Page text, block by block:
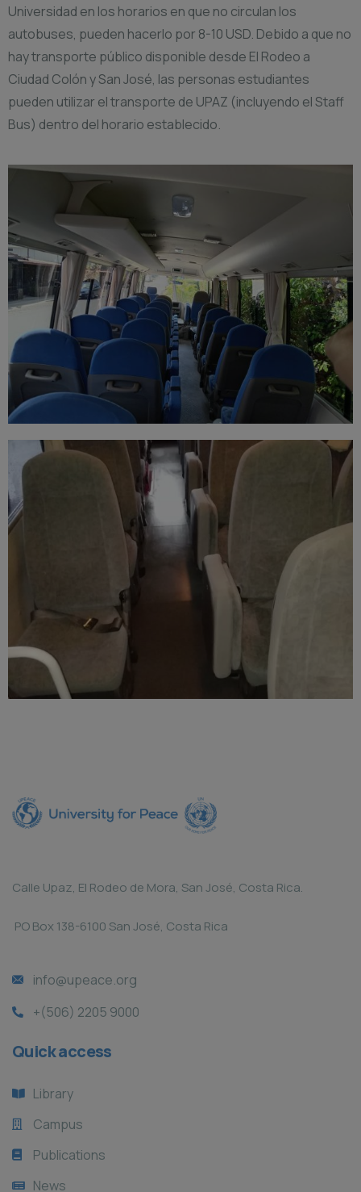
Universidad en los horarios en que no circulan los
autobuses, pueden hacerlo por 8-10 USD. Debido a que no
hay transporte público disponible desde El Rodeo a
Ciudad Colón y San José, las personas estudiantes
pueden utilizar el transporte de UPAZ (incluyendo el Staff
Bus) dentro del horario establecido.
Calle Upaz, El Rodeo de Mora, San José, Costa Rica.
PO Box 138-6100 San José, Costa Rica
info@upeace.org
+(506) 2205 9000
Quick access
Library
Campus
Publications
News